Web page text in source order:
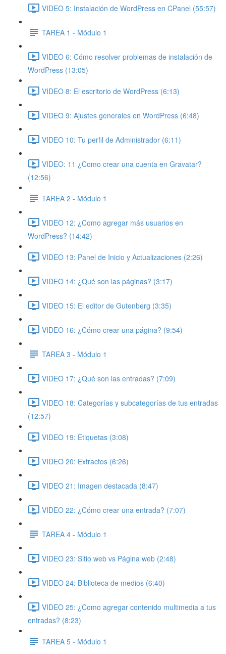
VIDEO 5: Instalación de WordPress en CPanel (55:57)
TAREA 1 - Módulo 1
VIDEO 6: Cómo resolver problemas de instalación de
WordPress (13:05)
VIDEO 8: El escritorio de WordPress (6:13)
VIDEO 9: Ajustes generales en WordPress (6:48)
VIDEO 10: Tu perfil de Administrador (6:11)
VIDEO: 11 ¿Como crear una cuenta en Gravatar?
(12:56)
TAREA 2 - Módulo 1
VIDEO 12: ¿Como agregar más usuarios en
WordPress? (14:42)
VIDEO 13: Panel de Inicio y Actualizaciones (2:26)
VIDEO 14: ¿Qué son las páginas? (3:17)
VIDEO 15: El editor de Gutenberg (3:35)
VIDEO 16: ¿Cómo crear una página? (9:54)
TAREA 3 - Módulo 1
VIDEO 17: ¿Qué son las entradas? (7:09)
VIDEO 18: Categorías y subcategorías de tus entradas
(12:57)
VIDEO 19: Etiquetas (3:08)
VIDEO 20: Extractos (6:26)
VIDEO 21: Imagen destacada (8:47)
VIDEO 22: ¿Cómo crear una entrada? (7:07)
TAREA 4 - Módulo 1
VIDEO 23: Sitio web vs Página web (2:48)
VIDEO 24: Biblioteca de medios (6:40)
VIDEO 25: ¿Como agregar contenido multimedia a tus
entradas? (8:23)
TAREA 5 - Módulo 1